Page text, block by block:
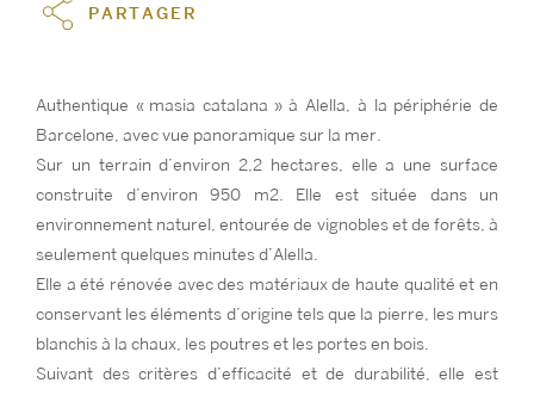
PARTAGER
Authentique « masia catalana » à Alella, à la périphérie de
Barcelone, avec vue panoramique sur la mer.
Sur un terrain d’environ 2,2 hectares, elle a une surface
construite d’environ 950 m2. Elle est située dans un
environnement naturel, entourée de vignobles et de forêts, à
seulement quelques minutes d’Alella.
Elle a été rénovée avec des matériaux de haute qualité et en
conservant les éléments d’origine tels que la pierre, les murs
blanchis à la chaux, les poutres et les portes en bois.
Suivant des critères d’efficacité et de durabilité, elle est